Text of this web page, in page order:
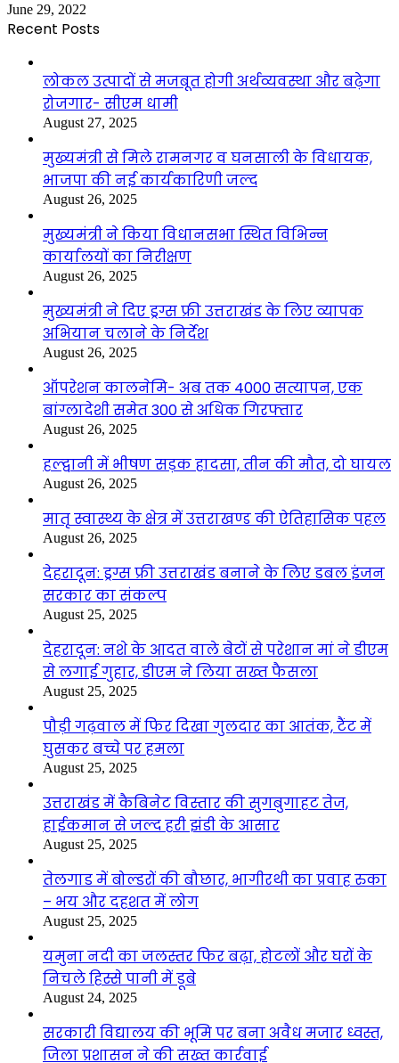
June 29, 2022
Recent Posts
लोकल उत्पादों से मजबूत होगी अर्थव्यवस्था और बढ़ेगा
रोजगार- सीएम धामी
August 27, 2025
मुख्यमंत्री से मिले रामनगर व घनसाली के विधायक,
भाजपा की नई कार्यकारिणी जल्द
August 26, 2025
मुख्यमंत्री ने किया विधानसभा स्थित विभिन्न
कार्यालयों का निरीक्षण
August 26, 2025
मुख्यमंत्री ने दिए ड्रग्स फ्री उत्तराखंड के लिए व्यापक
अभियान चलाने के निर्देश
August 26, 2025
ऑपरेशन कालनेमि- अब तक 4000 सत्यापन, एक
बांग्लादेशी समेत 300 से अधिक गिरफ्तार
August 26, 2025
हल्द्वानी में भीषण सड़क हादसा, तीन की मौत, दो घायल
August 26, 2025
मातृ स्वास्थ्य के क्षेत्र में उत्तराखण्ड की ऐतिहासिक पहल
August 26, 2025
देहरादून: ड्रग्स फ्री उत्तराखंड बनाने के लिए डबल इंजन
सरकार का संकल्प
August 25, 2025
देहरादून: नशे के आदत वाले बेटों से परेशान मां ने डीएम
से लगाई गुहार, डीएम ने लिया सख्त फैसला
August 25, 2025
पौड़ी गढ़वाल में फिर दिखा गुलदार का आतंक, टैंट में
घुसकर बच्चे पर हमला
August 25, 2025
उत्तराखंड में कैबिनेट विस्तार की सुगबुगाहट तेज,
हाईकमान से जल्द हरी झंडी के आसार
August 25, 2025
तेलगाड में बोल्डरों की बौछार, भागीरथी का प्रवाह रुका
– भय और दहशत में लोग
August 25, 2025
यमुना नदी का जलस्तर फिर बढ़ा, होटलों और घरों के
निचले हिस्से पानी में डूबे
August 24, 2025
सरकारी विद्यालय की भूमि पर बना अवैध मजार ध्वस्त,
जिला प्रशासन ने की सख्त कार्रवाई